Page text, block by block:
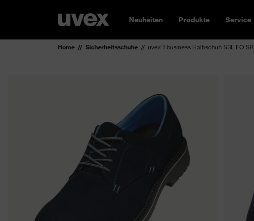
Neuheiten Produkte Service
Home Sicherheitsschuhe uvex 1 business Halbschuh S3L FO SR